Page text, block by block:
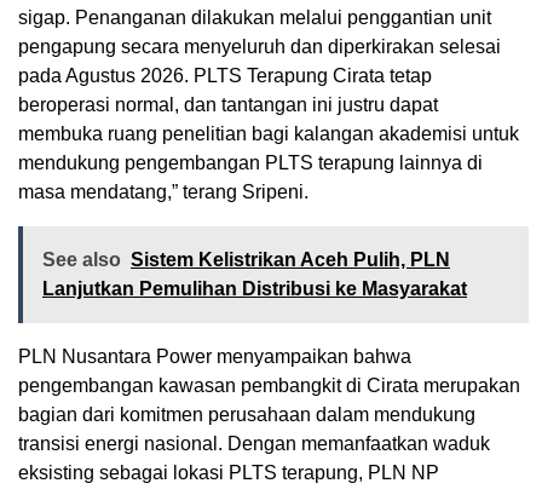
sigap. Penanganan dilakukan melalui penggantian unit
pengapung secara menyeluruh dan diperkirakan selesai
pada Agustus 2026. PLTS Terapung Cirata tetap
beroperasi normal, dan tantangan ini justru dapat
membuka ruang penelitian bagi kalangan akademisi untuk
mendukung pengembangan PLTS terapung lainnya di
masa mendatang,” terang Sripeni.
See also Sistem Kelistrikan Aceh Pulih, PLN
Lanjutkan Pemulihan Distribusi ke Masyarakat
PLN Nusantara Power menyampaikan bahwa
pengembangan kawasan pembangkit di Cirata merupakan
bagian dari komitmen perusahaan dalam mendukung
transisi energi nasional. Dengan memanfaatkan waduk
eksisting sebagai lokasi PLTS terapung, PLN NP